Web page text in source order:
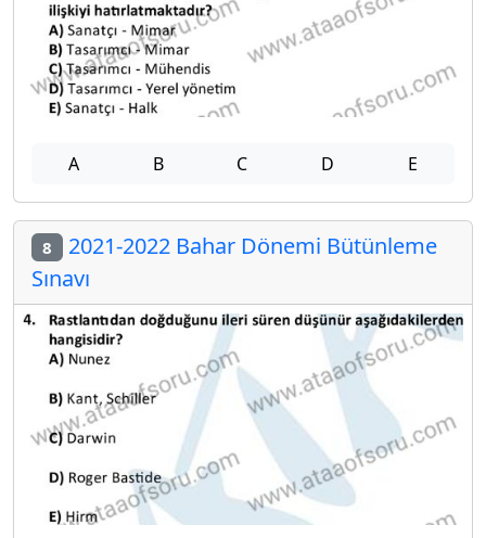
A B C D E
8 2021-2022 Bahar Dönemi Bütünleme
Sınavı